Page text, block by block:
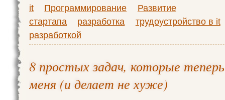
it
Программирование
Развитие
стартапа
разработка
трудоустройство в it
разработкой
8 простых задач, которые
меня (и делает не хуже)